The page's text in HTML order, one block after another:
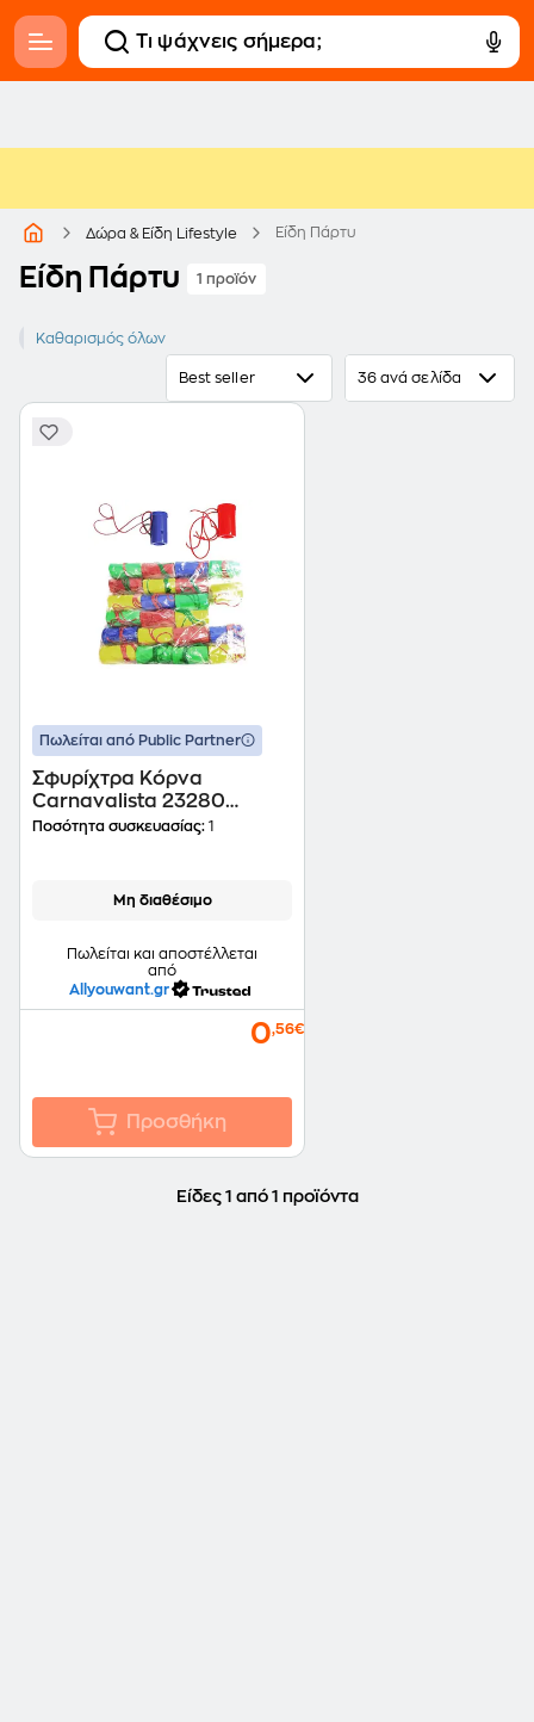
Δώρα & Είδη Lifestyle Είδη Πάρτυ
Είδη Πάρτυ 1 προϊόν
Καραμούζες, Κόρνες, Σφυρίχτρες
Καθαρισμός όλων
Best seller 36 ανά σελίδα
Πωλείται από Public Partner
Σφυρίχτρα Κόρνα
Carnavalista 23280
7x4cm - Τυχαία Επιλογή
Ποσότητα συσκευασίας: 1
Μη διαθέσιμο
Πωλείται και αποστέλλεται
από
Allyouwant.gr
0,56€
Προσθήκη
Είδες 1 από 1 προϊόντα